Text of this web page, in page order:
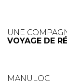
UNE
VOYAGE DE
MANULOC